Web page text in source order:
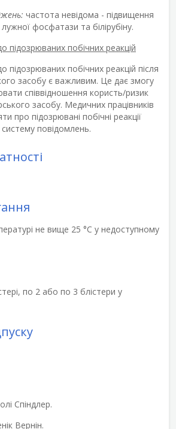
частота невідома - підвищення
фосфатази та білірубіну.
підозрюваних побічних реакцій
побічних реакцій після
засобу є важливим. Це дає змогу
співвідношення користь/ризик
засобу. Медичних працівників
про підозрювані побічні реакції
повідомлень.
не вище 25 °С у недоступному
по 2 або по 3 блістери у
Спіндлер.
Вернін.